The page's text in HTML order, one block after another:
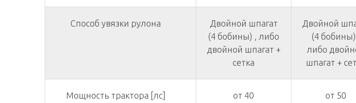
Способ увязки рулона
Двойной шпагат
(4 бобины) , либо
двойной шпагат +
сетка
Двойной
(4
либо
шпагат +
Мощность трактора [лс] от 40 от 50